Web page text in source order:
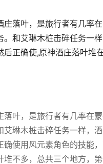
落叶，是旅行者有几率
和艾琳木桩击碎任务一
正确使,原神酒庄落叶堆
落叶，是旅行者有几率在
琳木桩击碎任务一样，
使用风元素角色的技能
不多，总共三个地方，